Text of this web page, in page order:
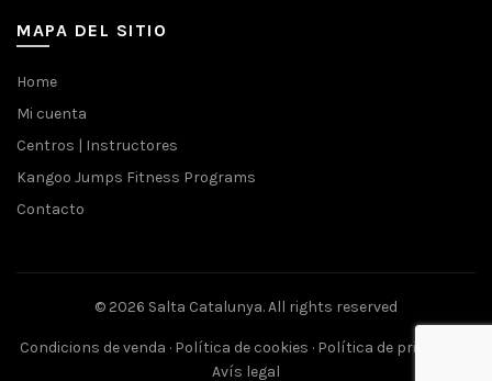
MAPA DEL SITIO
Home
Mi cuenta
Centros | Instructores
Kangoo Jumps Fitness Programs
Contacto
© 2026 Salta Catalunya. All rights reserved
Condicions de venda · Política de cookies · Política de privacitat
Avís legal